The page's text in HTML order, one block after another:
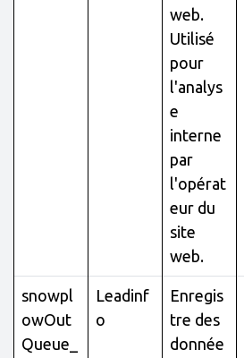
web.
Utilisé
pour
l'analys
e
interne
par
l'opérat
eur du
site
web.
snowpl
owOut
Queue_
Leadinf
o
Enregis
tre des
donnée